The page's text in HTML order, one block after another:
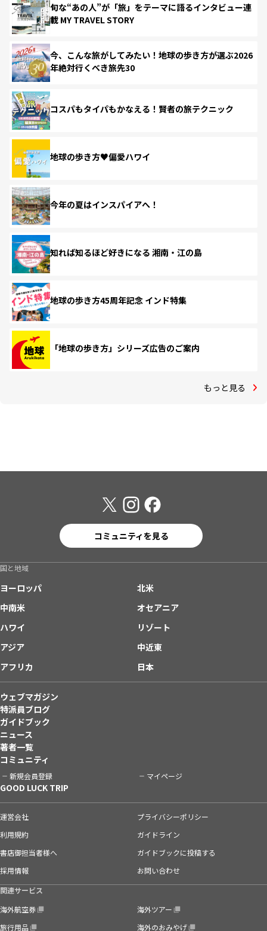
旬な“あの人”が「旅」をテーマに語るインタビュー連
載 MY TRAVEL STORY
今、こんな旅がしてみたい！地球の歩き方が選ぶ2026
年絶対行くべき旅先30
コスパもタイパもかなえる！賢者の旅テクニック
地球の歩き方♥偏愛ハワイ
今年の夏はインスパイアへ！
知れば知るほど好きになる 湘南・江の島
地球の歩き方45周年記念 インド特集
「地球の歩き方」シリーズ広告のご案内
もっと見る
コミュニティを見る
国と地域
ヨーロッパ
北米
中南米
オセアニア
ハワイ
リゾート
アジア
中近東
アフリカ
日本
ウェブマガジン
特派員ブログ
ガイドブック
ニュース
著者一覧
コミュニティ
新規会員登録 マイページ
GOOD LUCK TRIP
運営会社
プライバシーポリシー
利用規約
ガイドライン
書店御担当者様へ
ガイドブックに投稿する
採用情報
お問い合わせ
関連サービス
海外航空券
海外ツアー
旅行用品
海外のおみやげ